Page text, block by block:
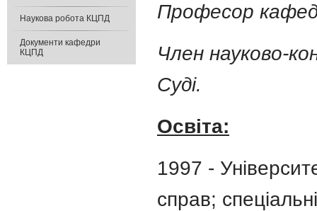
Професор
Член науково-
Суді.
Освіта:
1997 -
справ;
Наукова робота КЦПД
Документи кафедри
КЦПД